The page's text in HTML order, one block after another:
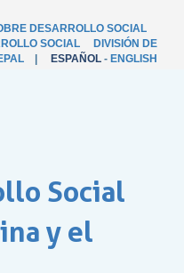
DESARROLLO SOCIAL
SOCIAL
DIVISIÓN DE
ESPAÑOL - ENGLISH
Social
y el